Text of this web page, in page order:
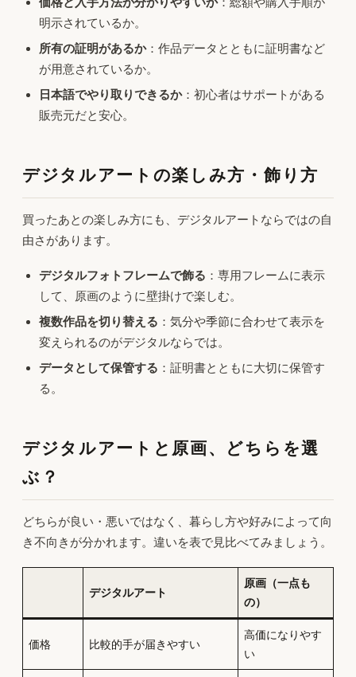
明示されているか。
所有の証明があるか：作品データとともに証明書など
が用意されているか。
日本語でやり取りできるか：初心者はサポートがある
販売元だと安心。
デジタルアートの楽しみ方・飾り方
買ったあとの楽しみ方にも、デジタルアートならではの自
由さがあります。
デジタルフォトフレームで飾る ：専用フレームに表示
して、原画のように壁掛けで楽しむ。
複数作品を切り替える ：気分や季節に合わせて表示を
変えられるのがデジタルならでは。
データとして保管する ：証明書とともに大切に保管す
る。
デジタルアートと原画、どちらを選
ぶ？
どちらが良い・悪いではなく、暮らし方や好みによって向
き不向きが分かれます。違いを表で見比べてみましょう。
デジタルアート
原画（一点も
の）
価格 比較的手が届きやすい
高価になりやす
い